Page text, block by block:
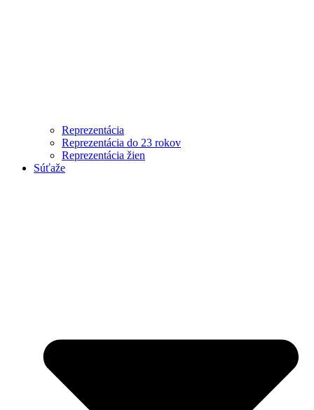
Reprezentácia
Reprezentácia do 23 rokov
Reprezentácia žien
Súťaže